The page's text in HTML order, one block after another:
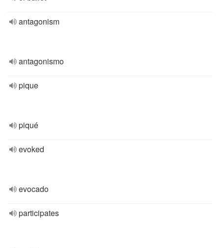
antagonism
antagonismo
pique
piqué
evoked
evocado
participates